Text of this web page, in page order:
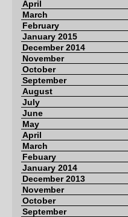
April
March
February
January 2015
December 2014
November
October
September
August
July
June
May
April
March
Febuary
January 2014
December 2013
November
October
September